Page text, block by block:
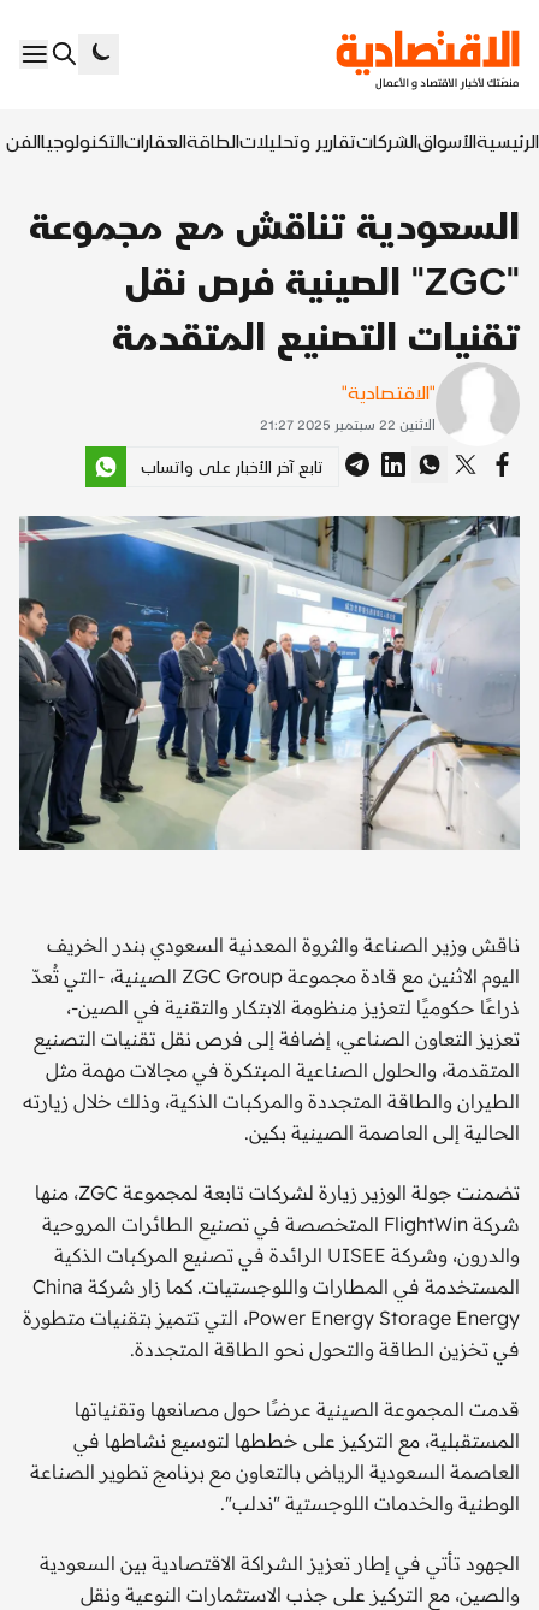
الرئيسيةالأسواقالشركاتتقارير وتحليلاتالطاقةالعقاراتالتكنولوجياالفن
السعودية تناقش مع مجموعة
"ZGC" الصينية فرص نقل
تقنيات التصنيع المتقدمة
"الاقتصادية"
الاثنين 22 سبتمبر 2025 21:27
تابع آخر الأخبار على واتساب
ناقش وزير الصناعة والثروة المعدنية السعودي بندر الخريف
اليوم الاثنين مع قادة مجموعة ZGC Group الصينية، -التي تُعدّ
ذراعًا حكوميًا لتعزيز منظومة الابتكار والتقنية في الصين-،
تعزيز التعاون الصناعي، إضافة إلى فرص نقل تقنيات التصنيع
المتقدمة، والحلول الصناعية المبتكرة في مجالات مهمة مثل
الطيران والطاقة المتجددة والمركبات الذكية، وذلك خلال زيارته
الحالية إلى العاصمة الصينية بكين.
تضمنت جولة الوزير زيارة لشركات تابعة لمجموعة ZGC، منها
شركة FlightWin المتخصصة في تصنيع الطائرات المروحية
والدرون، وشركة UISEE الرائدة في تصنيع المركبات الذكية
المستخدمة في المطارات واللوجستيات. كما زار شركة China
Power Energy Storage Energy، التي تتميز بتقنيات متطورة
في تخزين الطاقة والتحول نحو الطاقة المتجددة.
قدمت المجموعة الصينية عرضًا حول مصانعها وتقنياتها
المستقبلية، مع التركيز على خططها لتوسيع نشاطها في
العاصمة السعودية الرياض بالتعاون مع برنامج تطوير الصناعة
الوطنية والخدمات اللوجستية "ندلب".
الجهود تأتي في إطار تعزيز الشراكة الاقتصادية بين السعودية
والصين، مع التركيز على جذب الاستثمارات النوعية ونقل